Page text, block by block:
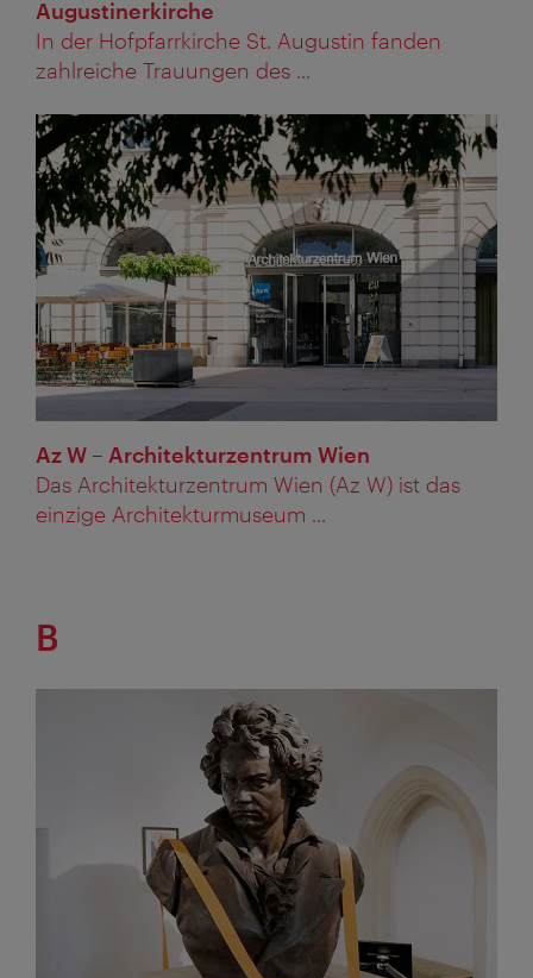
Augustinerkirche
In der Hofpfarrkirche St. Augustin fanden
zahlreiche Trauungen des ...
Az W – Architekturzentrum Wien
Das Architekturzentrum Wien (Az W) ist das
einzige Architekturmuseum ...
B